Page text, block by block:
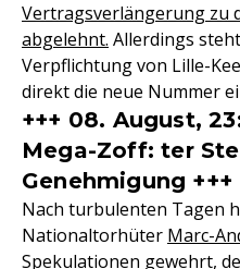
Vertragsverlängerung zu
abgelehnt. Allerdings
Verpflichtung von Lille-
direkt die neue Nummer
+++ 08. August,
Mega-Zoff: ter
Genehmigung +++
Nach turbulenten Tagen
Nationaltorhüter Marc-
Spekulationen gewehrt,